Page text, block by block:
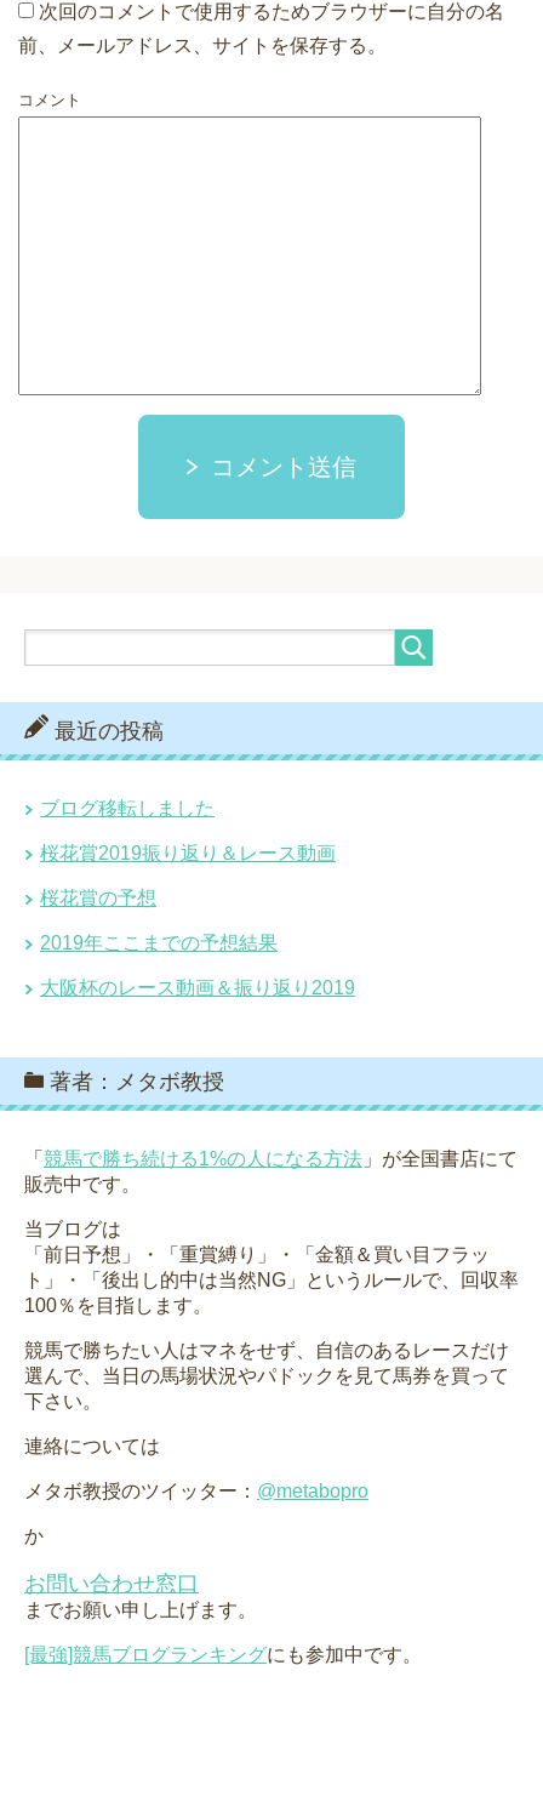
次回のコメントで使用するためブラウザーに自分の名
前、メールアドレス、サイトを保存する。
コメント
コメント送信
最近の投稿
ブログ移転しました
桜花賞2019振り返り＆レース動画
桜花賞の予想
2019年ここまでの予想結果
大阪杯のレース動画＆振り返り2019
著者：メタボ教授
「 競馬で勝ち続ける1%の人になる方法 」が全国書店にて
販売中です。
当ブログは
「前日予想」・「重賞縛り」・「金額＆買い目フラッ
ト」・「後出し的中は当然NG」というルールで、回収率
100％を目指します。
競馬で勝ちたい人はマネをせず、自信のあるレースだけ
選んで、当日の馬場状況やパドックを見て馬券を買って
下さい。
連絡については
メタボ教授のツイッター： @metabopro
か
お問い合わせ窓口
までお願い申し上げます。
[最強]競馬ブログランキングにも参加中です。